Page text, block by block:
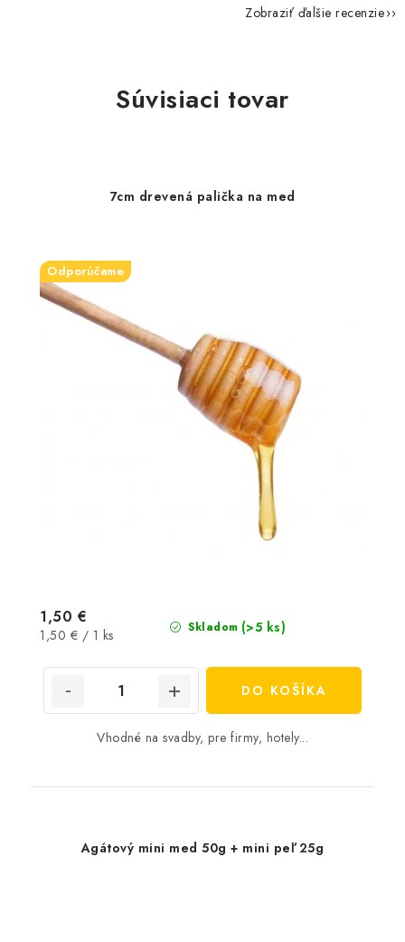
Zobraziť ďalšie recenzie
Súvisiaci tovar
7cm drevená palička na med
Odporúčame
Skladom (>5 ks)
1,50 €
Jednotková
1,50 € / 1 ks
DO KOŠÍKA
Vhodné na svadby, pre firmy, hotely...
Agátový mini med 50g + mini peľ 25g